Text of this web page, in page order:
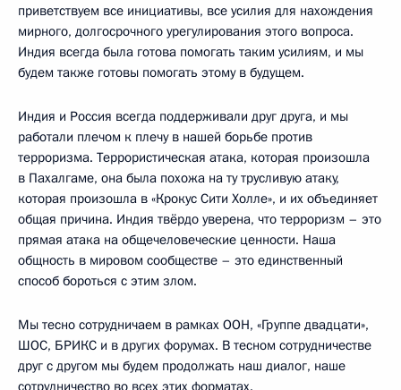
приветствуем все инициативы, все усилия для нахождения
мирного, долгосрочного урегулирования этого вопроса.
Индия всегда была готова помогать таким усилиям, и мы
будем также готовы помогать этому в будущем.
Индия и Россия всегда поддерживали друг друга, и мы
работали плечом к плечу в нашей борьбе против
терроризма. Террористическая атака, которая произошла
в Пахалгаме, она была похожа на ту трусливую атаку,
которая произошла в «Крокус Сити Холле», и их объединяет
общая причина. Индия твёрдо уверена, что терроризм – это
прямая атака на общечеловеческие ценности. Наша
общность в мировом сообществе – это единственный
способ бороться с этим злом.
Мы тесно сотрудничаем в рамках ООН, «Группе двадцати»,
ШОС, БРИКС и в других форумах. В тесном сотрудничестве
друг с другом мы будем продолжать наш диалог, наше
сотрудничество во всех этих форматах.